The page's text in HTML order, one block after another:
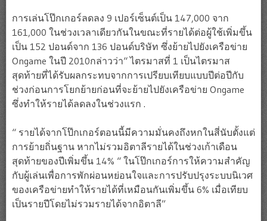
การเล่นโป๊กเกอร์ลดลง 9 เปอร์เซ็นต์เป็น 147,000 จาก
161,000 ในช่วงเวลาเดียวกันในขณะที่รายได้ต่อผู้ใช้เพิ่มขึ้น
เป็น 152 ปอนด์จาก 136 ปอนด์บริษัท ซึ่งย้ายไปยังเครือข่าย
Ongame ในปี 2010กล่าวว่า“ ไตรมาสที่ 1 เป็นไตรมาส
สุดท้ายที่ได้รับผลกระทบจากการเปรียบเทียบแบบปีต่อปีกับ
ช่วงก่อนการโยกย้ายก่อนที่จะย้ายไปยังเครือข่าย Ongame
ซึ่งทำให้รายได้ลดลงในช่วงแรก .
“ รายได้จากโป๊กเกอร์ตอนนี้มีความมั่นคงถึงหกในสี่นับตั้งแต่
การย้ายถิ่นฐาน หากไม่รวมอิตาลีรายได้ในช่วงเก้าเดือน
สุดท้ายของปีเพิ่มขึ้น 14% “ ในโป๊กเกอร์การให้ความสำคัญ
กับผู้เล่นเพื่อการพักผ่อนหย่อนใจและการปรับปรุงระบบนิเวศ
ของเครือข่ายทำให้รายได้ที่เหมือนกันเพิ่มขึ้น 6% เมื่อเทียบ
เป็นรายปีโดยไม่รวมรายได้จากอิตาลี”